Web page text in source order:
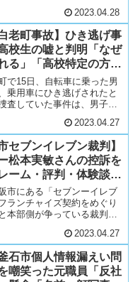
は、トラックによるあおり
報じられ、SNS上では該当
2023.04.28
老町事故】ひき逃げ事
校生の嘘と判明「なぜ
る」「高校特定の方が
偽計業務妨害」の声
で15日、自転車に乗った男
乗用車にひき逃げされたと
査していた事件は、男子高
老町石山の交差点で、17歳
が、自転車で横断歩道を渡
乗用車...
2023.04.27
セブンイレブン裁判】
松本実敏さんの控訴を
ーム・評判・体験談・
短以前の問題と物議
市にある「セブンーイレブ
ランチャイズ契約をめぐり
本部側が争っている裁判の
棄却し店舗の明け渡しなど
を言い渡しました。訴えに
「セブン...
2023.04.27
石市個人情報漏えい問
嘲笑った元職員「反社